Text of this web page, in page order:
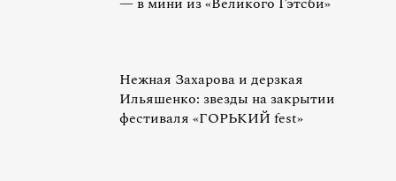
Нежная Захарова и дерзкая
Ильяшенко: звезды на закрытии
фестиваля «ГОРЬКИЙ fest»